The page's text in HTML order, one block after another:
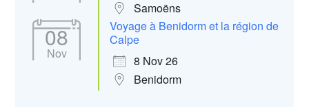
Samoëns
08
Nov
Voyage à Benidorm et la région de
Calpe
8 Nov 26
Benidorm